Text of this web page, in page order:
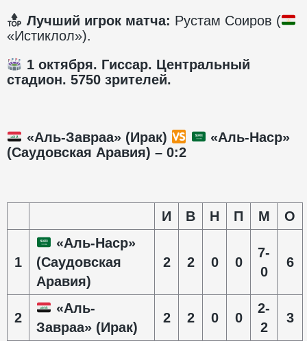
Лучший игрок матча: Рустам Соиров (
«Истиклол»).
1 октября. Гиссар. Центральный
стадион. 5750 зрителей.
«Аль-Завраа» (Ирак)
«Аль-Наср»
(Саудовская Аравия) – 0:2
И В Н П М О
1
«Аль-Наср»
(Саудовская
Аравия)
2 2 0 0
7-
0
6
2
«Аль-
Завраа» (Ирак)
2 2 0 0
2-
2
3